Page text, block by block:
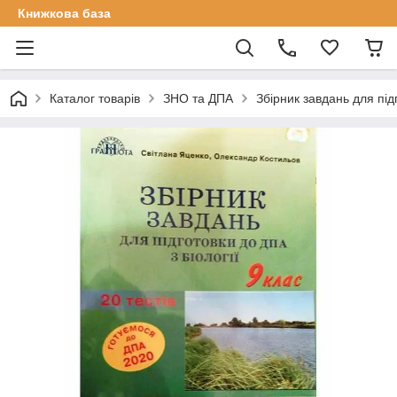
Книжкова база
Каталог товарів ЗНО та ДПА Збірник завдань для